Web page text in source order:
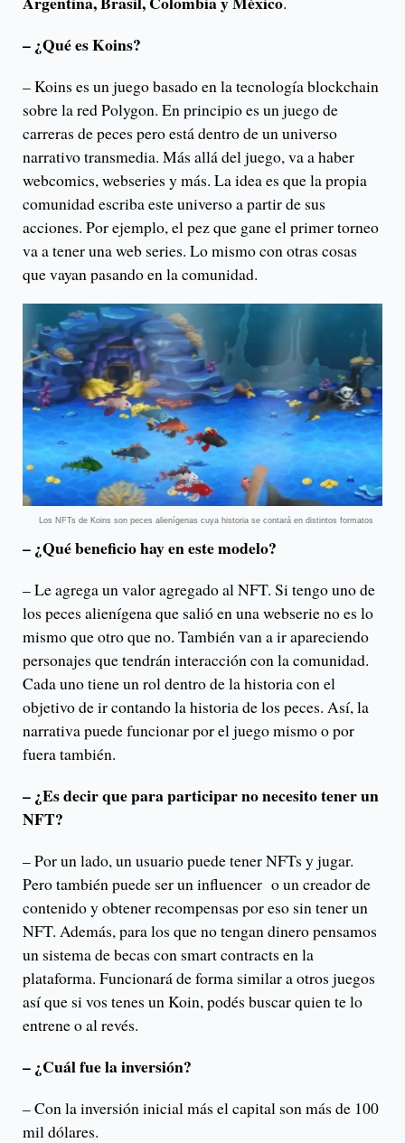
– ¿Qué es Koins?
– Koins es un juego basado en la tecnología blockchain
sobre la red Polygon. En principio es un juego de
carreras de peces pero está dentro de un universo
narrativo transmedia. Más allá del juego, va a haber
webcomics, webseries y más. La idea es que la propia
comunidad escriba este universo a partir de sus
acciones. Por ejemplo, el pez que gane el primer torneo
va a tener una web series. Lo mismo con otras cosas
que vayan pasando en la comunidad.
Los NFTs de Koins son peces alienígenas cuya historia se contará en distintos formatos
– ¿Qué beneficio hay en este modelo?
– Le agrega un valor agregado al NFT. Si tengo uno de
los peces alienígena que salió en una webserie no es lo
mismo que otro que no. También van a ir apareciendo
personajes que tendrán interacción con la comunidad.
Cada uno tiene un rol dentro de la historia con el
objetivo de ir contando la historia de los peces. Así, la
narrativa puede funcionar por el juego mismo o por
fuera también.
– ¿Es decir que para participar no necesito tener un
NFT?
– Por un lado, un usuario puede tener NFTs y jugar.
Pero también puede ser un influencer o un creador de
contenido y obtener recompensas por eso sin tener un
NFT. Además, para los que no tengan dinero pensamos
un sistema de becas con smart contracts en la
plataforma. Funcionará de forma similar a otros juegos
así que si vos tenes un Koin, podés buscar quien te lo
entrene o al revés.
– ¿Cuál fue la inversión?
– Con la inversión inicial más el capital son más de 100
mil dólares.